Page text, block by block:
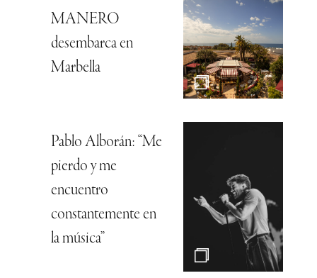
MANERO
desembarca en
Marbella
Pablo Alborán: “Me
pierdo y me
encuentro
constantemente en
la música”